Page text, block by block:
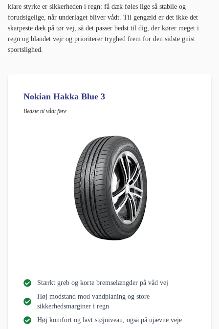
klare styrke er sikkerheden i regn: få dæk føles lige så stabile og
forudsigelige, når underlaget bliver vådt. Til gengæld er det ikke det
skarpeste dæk på tør vej, så det passer bedst til dig, der kører meget i
regn og blandet vejr og prioriterer tryghed frem for den sidste gnist
sportslighed.
Nokian Hakka Blue 3
Bedste til vådt føre
Stærkt greb og korte bremselængder på våd vej
Høj modstand mod vandplaning og store
sikkerhedsmarginer i regn
Høj komfort og lavt støjniveau, også på ujævne veje